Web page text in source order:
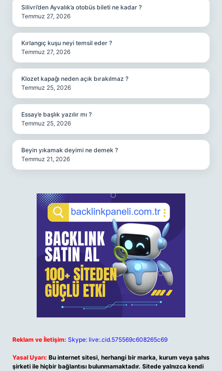
Silivri’den Ayvalık’a otobüs bileti ne kadar ?
Temmuz 27, 2026
Kırlangıç kuşu neyi temsil eder ?
Temmuz 27, 2026
Klozet kapağı neden açık bırakılmaz ?
Temmuz 25, 2026
Essay’e başlık yazılır mı ?
Temmuz 25, 2026
Beyin yıkamak deyimi ne demek ?
Temmuz 21, 2026
Reklam ve İletişim: Skype: live:.cid.575569c608265c69
Yasal Uyarı: Bu internet sitesi, herhangi bir marka, kurum veya şahıs
şirketi ile hiçbir bağlantısı bulunmamaktadır. Sitede yalnızca kendi